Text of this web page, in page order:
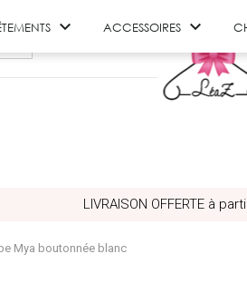
 ACCESSOIRES 
LIVRAISON OFFERTE à
Mya boutonnée blanc